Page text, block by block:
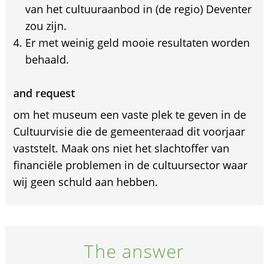
van het cultuuraanbod in (de regio) Deventer
zou zijn.
Er met weinig geld mooie resultaten worden
behaald.
and request
om het museum een vaste plek te geven in de
Cultuurvisie die de gemeenteraad dit voorjaar
vaststelt. Maak ons niet het slachtoffer van
financiële problemen in de cultuursector waar
wij geen schuld aan hebben.
The answer